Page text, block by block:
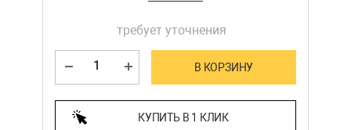
требует уточнения
В КОРЗИНУ
КУПИТЬ В 1 КЛИК